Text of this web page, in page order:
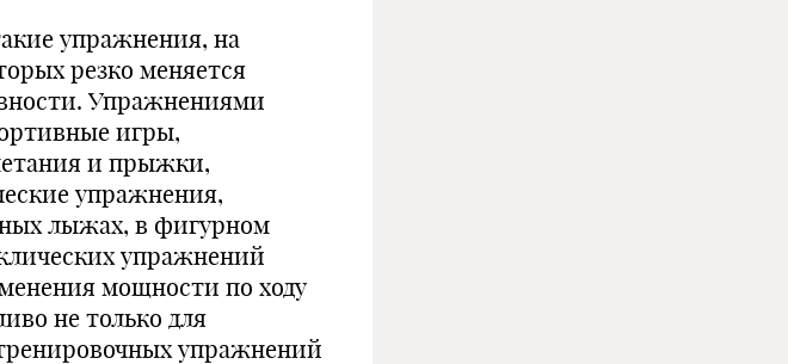
упражнения, на
резко меняется
Упражнениями
игры,
и прыжки,
упражнения,
лы­жах, в фигурном
упраж­нений
мощности по ходу
не только для
упражнений